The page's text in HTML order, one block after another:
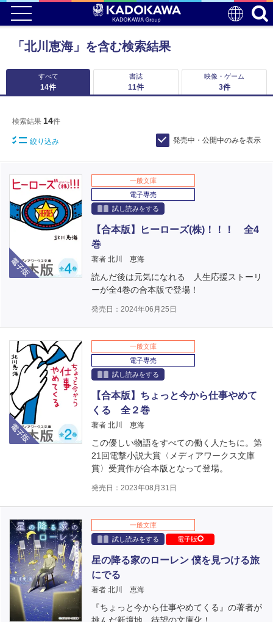
「北川恵海」を含む検索結果
すべて
14件
書誌
11件
映像・ゲーム
3件
検索結果 14件
絞り込み 発売中・公開中のみを表示
一般文庫
電子専売
試し読みをする
【合本版】ヒーローズ(株)！！！ 全4
巻
著者 北川 恵海
読んだ後は元気になれる 人生応援ストーリ
ーが全4巻の合本版で登場！
発売日：2024年06月25日
一般文庫
電子専売
試し読みをする
【合本版】ちょっと今から仕事やめて
くる 全２巻
著者 北川 恵海
この優しい物語をすべての働く人たちに。第
21回電撃小説大賞〈メディアワークス文庫
賞〉受賞作が合本版となって登場。
発売日：2023年08月31日
一般文庫
試し読みをする
電子版
星の降る家のローレン 僕を見つける旅
にでる
著者 北川 恵海
『ちょっと今から仕事やめてくる』の著者が